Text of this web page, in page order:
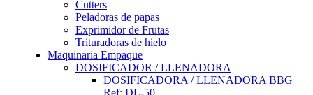
Cutters
Peladoras de papas
Exprimidor de Frutas
Trituradoras de hielo
Maquinaria Empaque
DOSIFICADOR / LLENADORA
DOSIFICADORA / LLENADORA BBG
Ref: DL-50